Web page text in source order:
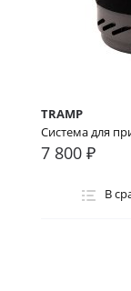
TRAMP
Система для
7 800 ₽
В